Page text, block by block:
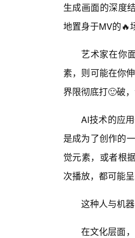
生成画面的深度
地置身于MV的🔥
艺术家在你
素，则可能在你
界限彻底打🙂破
AI技术的应
是成为了创作的
觉元素，或者根
次播放，都可能
这种人与机
在文化层面